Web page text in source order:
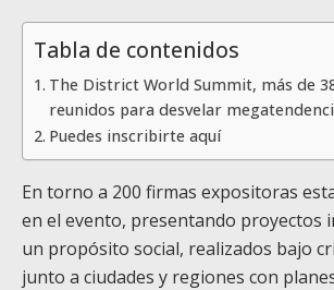
Tabla de contenidos
The District World Summit, más de
reunidos para desvelar
Puedes inscribirte aquí
En torno a 200 firmas expositoras
en el evento, presentando proyectos
un propósito social, realizados bajo
junto a ciudades y regiones con